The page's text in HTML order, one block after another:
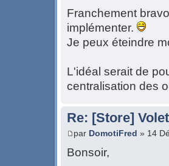
Franchement
implémenter.
Je peux éteindre
L'idéal serait de
centralisation des
Re: [Store]
par DomotiFred » 14
Bonsoir,